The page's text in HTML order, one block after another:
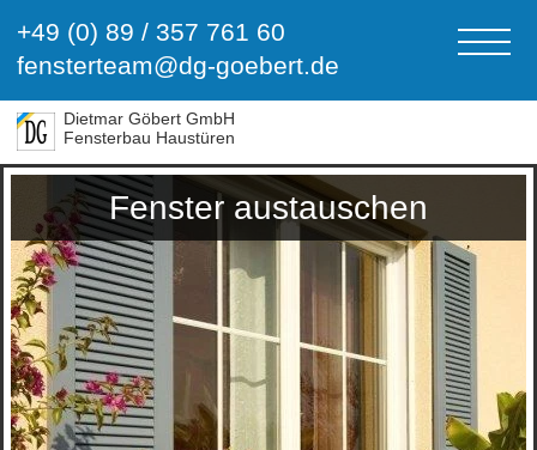
+49 (0) 89 / 357 761 60
fensterteam@dg-goebert.de
Dietmar Göbert GmbH
Fensterbau Haustüren
Fenster austauschen